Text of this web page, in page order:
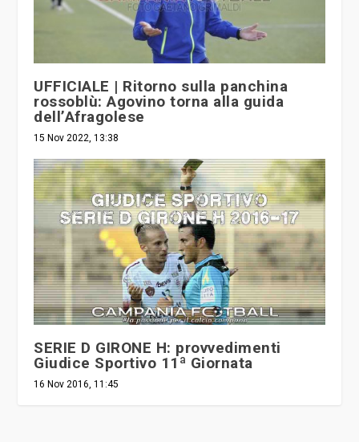
UFFICIALE | Ritorno sulla panchina
rossoblù: Agovino torna alla guida
dell’Afragolese
15 Nov 2022, 13:38
SERIE D GIRONE H: provvedimenti
Giudice Sportivo 11ª Giornata
16 Nov 2016, 11:45